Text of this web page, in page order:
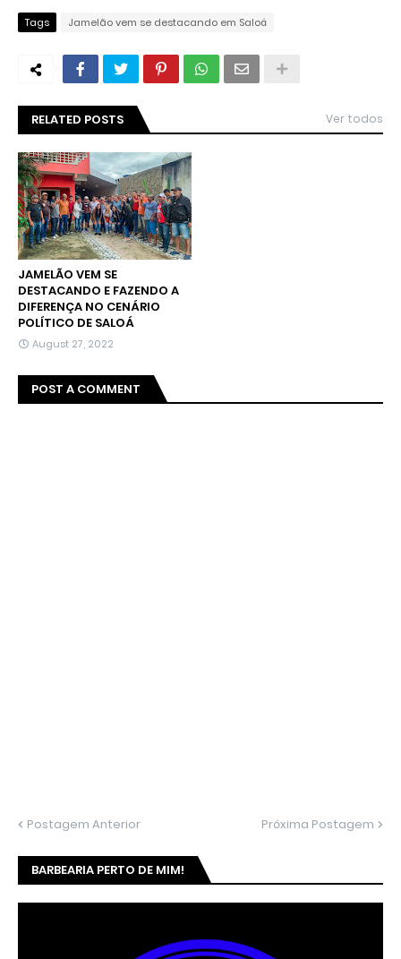
Tags Jamelão vem se destacando em Saloá
RELATED POSTS Ver todos
JAMELÃO VEM SE
DESTACANDO E FAZENDO A
DIFERENÇA NO CENÁRIO
POLÍTICO DE SALOÁ
August 27, 2022
POST A COMMENT
Postagem Anterior Próxima Postagem
BARBEARIA PERTO DE MIM!